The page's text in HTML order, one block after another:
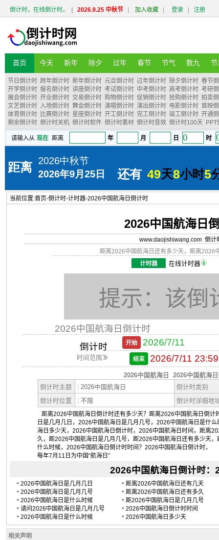
倒计时，在线倒计时。 2026.9.25 中秋节 加入收藏 登录 注册
首页 今天 新年 除夕 过年 春节 节气 数九 节
节日倒计时 跨年倒计时 新年倒计时 元旦倒计时 过年倒计时 除夕倒计时 春节
开学倒计时 报名倒计时 讲座倒计时 考试倒计时 中考倒计时 高考倒计时 考研
展会倒计时 开业倒计时 交易倒计时 购物倒计时 促销倒计时 抢购倒计时 拍卖
文艺倒计时 入场倒计时 舞会倒计时 演唱倒计时 演出倒计时 电影倒计时 首映
体育倒计时 比赛倒计时 星座倒计时 开工倒计时 完工倒计时 竣工倒计时 开通
剩余倒计时 倒计时关机 倒计时软件 倒计时素材 倒计时音效 倒计时100天 PPT
当前位置:首页-倒计时-计时器-2026中国航海日倒计时
2026中国航海日
www.daojishiwang.com 倒计
距离2026中国航海日还有多少天，距离2026
计时器
在线计时器
提示：该倒
2026中国航海日倒计时
倒计时
时间范围
开始 2026/7/11
结束 2026/7/11
2026中国航海日
2026中国航海
倒计时主题
2026中国航海日
倒计时类别
倒计时位置
不限
倒计时详细地
距离2026中国航海日倒计时还有多少天？距离2026中国航海日倒
日是几月几日，2026中国航海日是几月几号，2026中国航海日是什
海日多少天，2026中国航海日倒计时，2026中国航海日时间，距离
久，距2026中国航海日是几月几号，距2026中国航海日还有多少天
什么时候，2026中国航海日倒计时时间？2026中国航海日倒计时，
每年7月11日为中国“航海日”
2026中国航海日倒计时：
• 2026中国航海日是几月几日
• 2026中国航海日是几月几号
• 2026中国航海日是什么时候
• 请问2026中国航海日是几月几号
• 2026中国航海日是什么时候
• 距离2026中国航海日还有几天
• 距离2026中国航海日还有多久
• 距2026中国航海日是几月几号
• 2026中国航海日倒计时时间
• 2026中国航海日多少天
相关声明